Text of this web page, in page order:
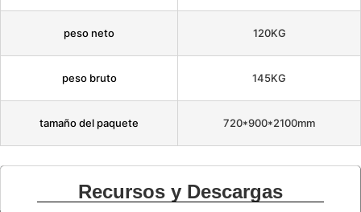
peso neto 120KG
peso bruto 145KG
tamaño del paquete 720*900*2100mm
Recursos y Descargas